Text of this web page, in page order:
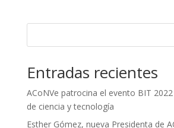
Entradas recientes
ACoNVe patrocina el evento BIT
de ciencia y tecnología
Esther Gómez, nueva Presidenta de